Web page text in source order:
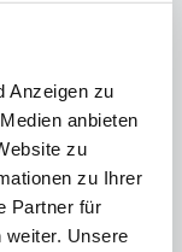
Anzeigen zu
anbieten
zu
zu Ihrer
Partner für
weiter. Unsere